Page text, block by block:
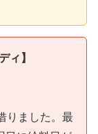
ィ】
りました。最